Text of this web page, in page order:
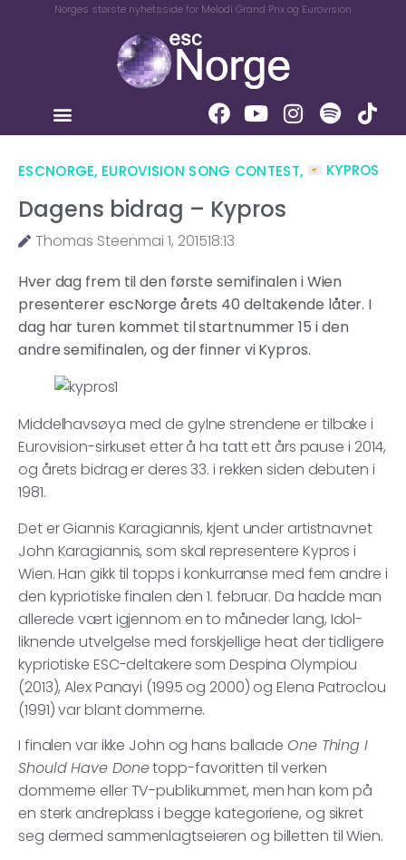
Norges største nyhetsside for Melodi Grand Prix og Eurovision
ESCNORGE, EUROVISION SONG CONTEST, KYPROS
Dagens bidrag – Kypros
Thomas Steenmai 1, 201518:13
Hver dag frem til den første semifinalen i Wien
presenterer escNorge årets 40 deltakende låter. I
dag har turen kommet til startnummer 15 i den
andre semifinalen, og der finner vi Kypros.
Middelhavsøya med de gylne strendene er tilbake i
Eurovision-sirkuset etter å ha tatt ett års pause i 2014,
og årets bidrag er deres 33. i rekken siden debuten i
1981.
Det er Giannis Karagiannis, kjent under artistnavnet
John Karagiannis, som skal representere Kypros i
Wien. Han gikk til topps i konkurranse med fem andre i
den kypriotiske finalen den 1. februar. Da hadde man
allerede vært igjennom en to måneder lang, Idol-
liknende utvelgelse med forskjellige heat der tidligere
kypriotiske ESC-deltakere som Despina Olympiou
(2013), Alex Panayi (1995 og 2000) og Elena Patroclou
(1991) var blant dommerne.
I finalen var ikke John og hans ballade One Thing I
Should Have Donetopp-favoritten til verken
dommerne eller TV-publikummet, men han kom på
en sterk andreplass i begge kategoriene, og sikret
seg dermed sammenlagtseieren og billetten til Wien.